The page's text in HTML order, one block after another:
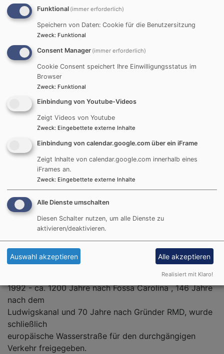
Main-Donau AG,
genannt RMD , gegründet.
Das erste Kraftwerk unter der RMD-Regie ging mit der
unteren
Mainmühle in Würzburg 1921 in Betrieb. Weitere
Ausbauten folgten und
am 11.Mai 1938 wurde das Rhein-Main-Donau Gesetz
Groß-Schifffahrtsstraße konnte im Eilverfahren bis
festgeschrieben werden.
Durch die Gründung einer Tochtergesellschaft in
England konnte frisches
Kapital generiert werden, um diese Projekte weiter zu
Am 26. März 1979 kam es auf der Teilstrecke
Nürnberg-Roth zu einem
verheerenden Kanalbruch. Viele Häuser wurden
zerstört, ein Kind kam
ums Leben und zahlreiche Menschen wurden verletzt.
Trotz des
tragischen Zwischenfalls gingen die Arbeiten weiter.
1992 - ca. 1200 Jahre nach Fossa Carolina , 146 Jahre
nach dem
Ludwigskanal und 70 Jahre nach Gründer RMD, wurde
schließlich
europäische Wasserstraße für den durchgängigen
Verkehr freigegeben.
Funktional (immer erforderlich)
Speichern von Daten: Cookie für die Benutzersitzung
Zweck: Funktional
Consent Manager (immer erforderlich)
Cookie Consent speichert Ihre Einwilligungsstatus im
Browser
Zweck: Funktional
Einbindung von Youtube-Videos
Zeigt Videos von Youtube
Zweck: Eingebettete externe Inhalte
Einbindung von calendar.google.com über ein iFrame
Zeigt Inhalte von calendar.google.com innerhalb eines
iFrames an.
Zweck: Eingebettete externe Inhalte
Alle Dienste umschalten
Diesen Schalter nutzen, um alle Dienste zu
aktivieren/deaktivieren.
Auswahl akzeptieren Alle akzeptieren
Realisiert mit Klaro!